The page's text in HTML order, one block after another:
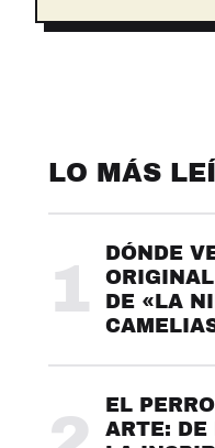
LO MÁS
1
DÓNDE
DE «LA
EL
ARTE: DE